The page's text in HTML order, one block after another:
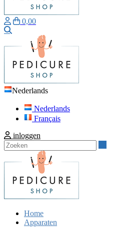
0,00
Nederlands
Nederlands
Français
inloggen
Home
Apparaten